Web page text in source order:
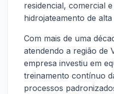
residencial, comercial
hidrojateamento de
Com mais de uma
atendendo a região de
empresa investiu em
treinamento contínuo
processos